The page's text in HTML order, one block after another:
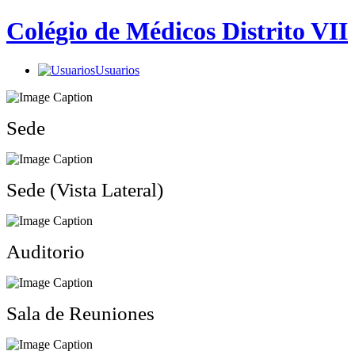
Colégio de Médicos Distrito VII
Usuarios
Sede
Sede (Vista Lateral)
Auditorio
Sala de Reuniones